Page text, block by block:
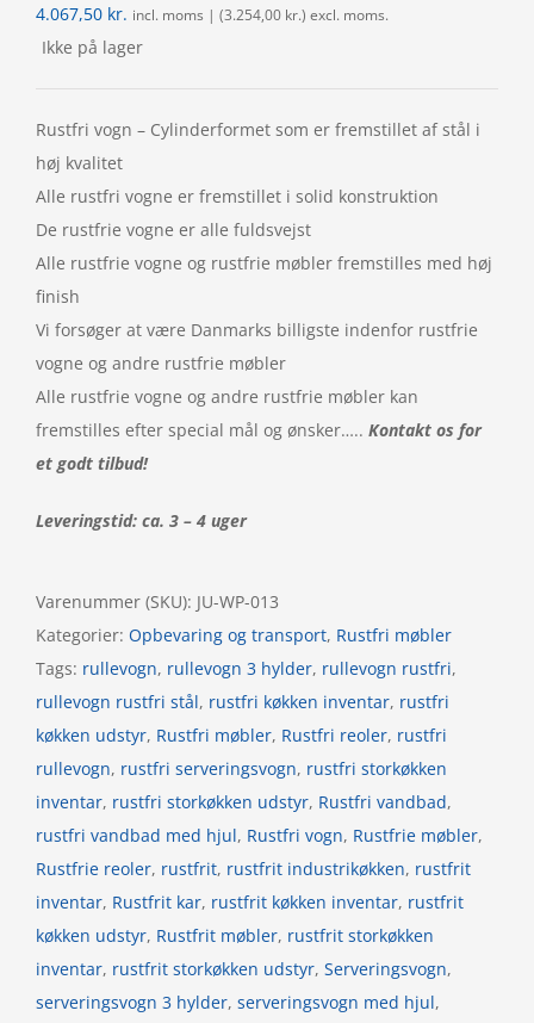
4.067,50 kr. incl. moms | (3.254,00 kr.) excl. moms.
Ikke på lager
Rustfri vogn – Cylinderformet som er fremstillet af stål i
høj kvalitet
Alle rustfri vogne er fremstillet i solid konstruktion
De rustfrie vogne er alle fuldsvejst
Alle rustfrie vogne og rustfrie møbler fremstilles med høj
finish
Vi forsøger at være Danmarks billigste indenfor rustfrie
vogne og andre rustfrie møbler
Alle rustfrie vogne og andre rustfrie møbler kan
fremstilles efter special mål og ønsker….. Kontakt os for
et godt tilbud!
Leveringstid: ca. 3 – 4 uger
Varenummer (SKU): JU-WP-013
Kategorier: Opbevaring og transport, Rustfri møbler
Tags: rullevogn, rullevogn 3 hylder, rullevogn rustfri,
rullevogn rustfri stål, rustfri køkken inventar, rustfri
køkken udstyr, Rustfri møbler, Rustfri reoler, rustfri
rullevogn, rustfri serveringsvogn, rustfri storkøkken
inventar, rustfri storkøkken udstyr, Rustfri vandbad,
rustfri vandbad med hjul, Rustfri vogn, Rustfrie møbler,
Rustfrie reoler, rustfrit, rustfrit industrikøkken, rustfrit
inventar, Rustfrit kar, rustfrit køkken inventar, rustfrit
køkken udstyr, Rustfrit møbler, rustfrit storkøkken
inventar, rustfrit storkøkken udstyr, Serveringsvogn,
serveringsvogn 3 hylder, serveringsvogn med hjul,